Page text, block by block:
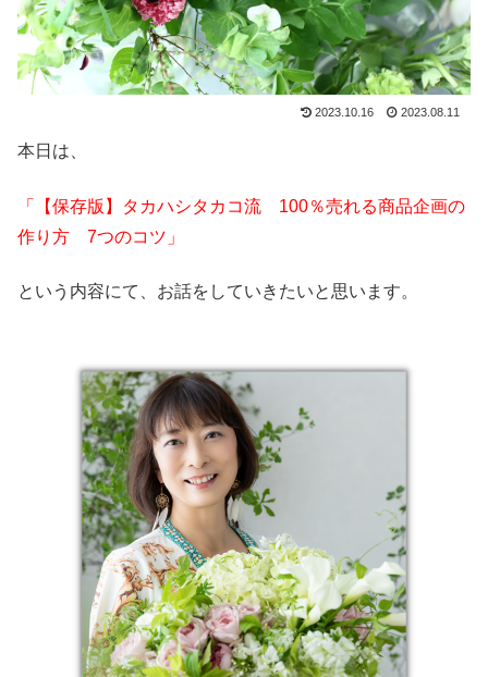
2023.10.16 2023.08.11
本日は、
「【保存版】タカハシタカコ流 100％売れる商品企画の
作り方 7つのコツ」
という内容にて、お話をしていきたいと思います。